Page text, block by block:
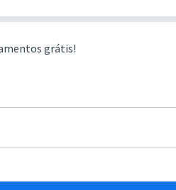
grátis!